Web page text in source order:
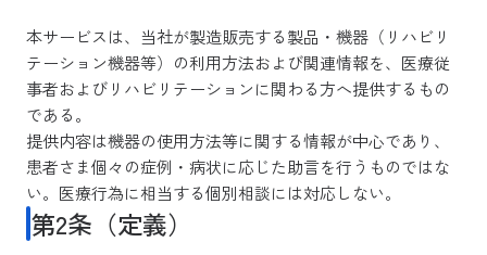
本サービスは、当社が製造販売する製品・機器（リハビリ
テーション機器等）の利用方法および関連情報を、医療従
事者およびリハビリテーションに関わる方へ提供するもの
である。
提供内容は機器の使用方法等に関する情報が中心であり、
患者さま個々の症例・病状に応じた助言を行うものではな
い。医療行為に相当する個別相談には対応しない。
第2条（定義）